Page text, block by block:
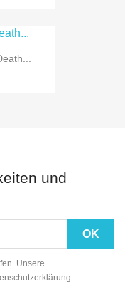
und
Unsere